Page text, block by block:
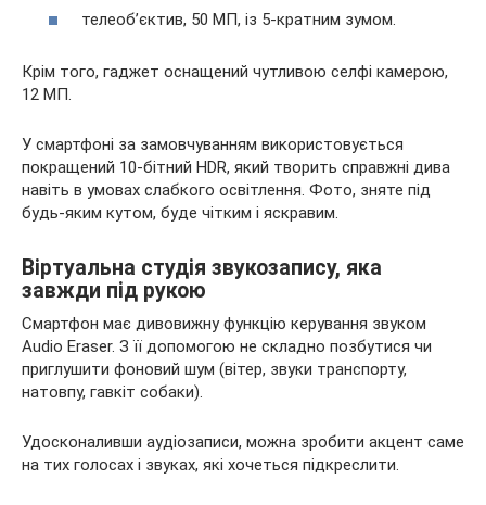
телеобʼєктив, 50 МП, із 5-кратним зумом.
Крім того, гаджет оснащений чутливою селфі камерою,
12 МП.
У смартфоні за замовчуванням використовується
покращений 10-бітний HDR, який творить справжні дива
навіть в умовах слабкого освітлення. Фото, зняте під
будь-яким кутом, буде чітким і яскравим.
Віртуальна студія звукозапису, яка
завжди під рукою
Смартфон має дивовижну функцію керування звуком
Audio Eraser. З її допомогою не складно позбутися чи
приглушити фоновий шум (вітер, звуки транспорту,
натовпу, гавкіт собаки).
Удосконаливши аудіозаписи, можна зробити акцент саме
на тих голосах і звуках, які хочеться підкреслити.